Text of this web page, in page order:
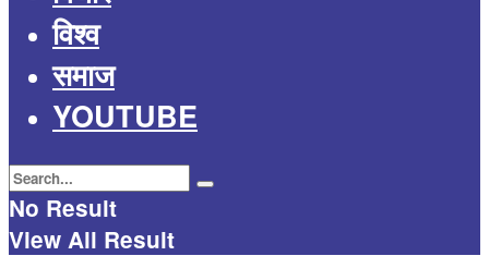
विश्व
समाज
YOUTUBE
No Result
View All Result